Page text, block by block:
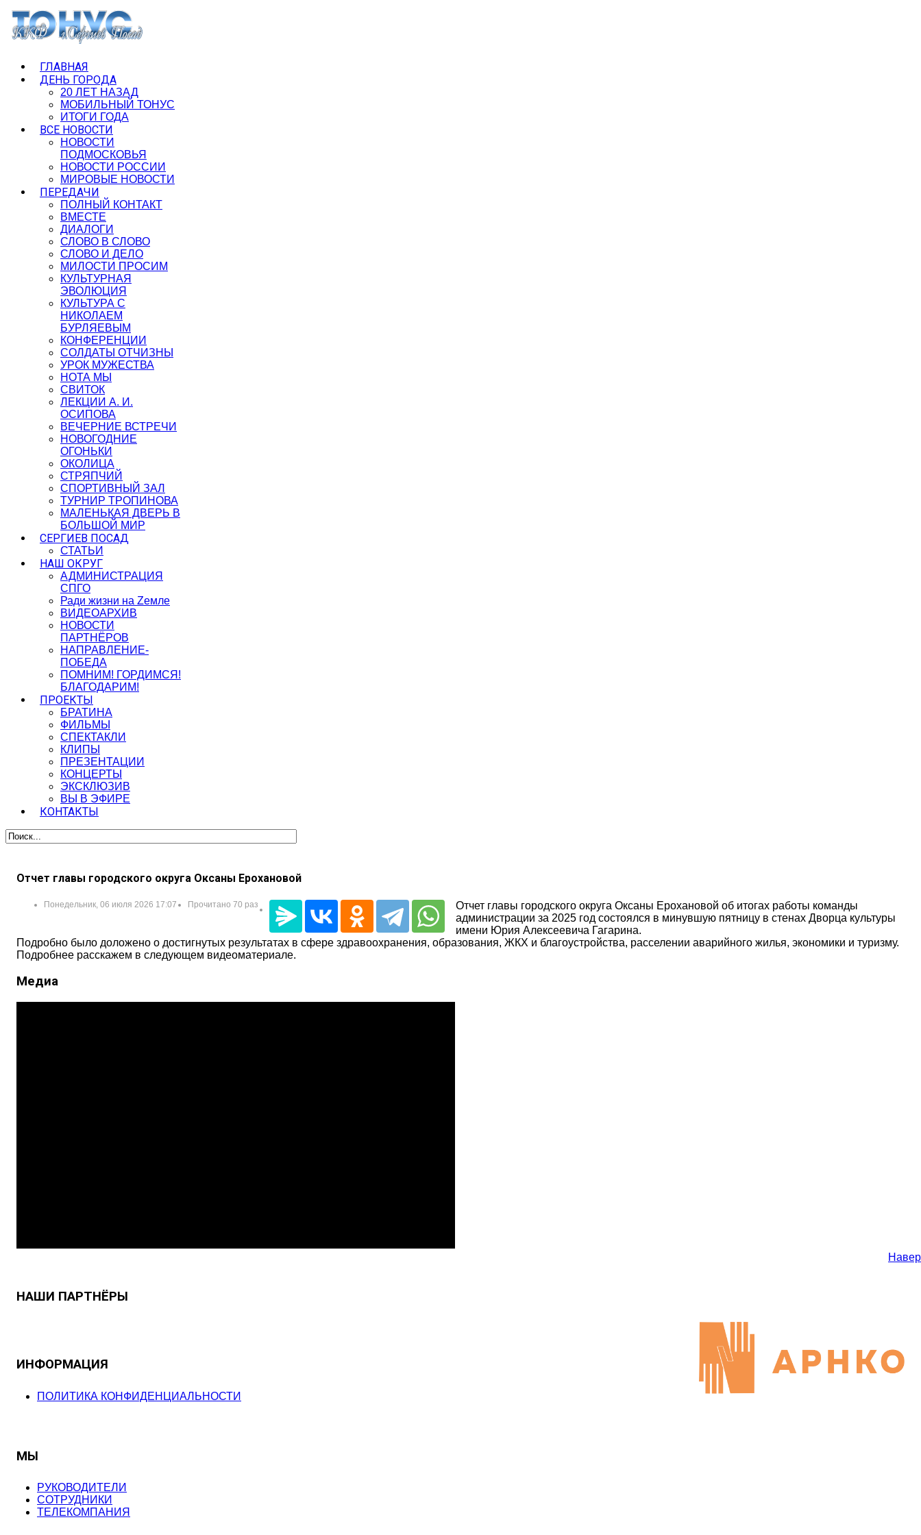
ГЛАВНАЯ
ДЕНЬ ГОРОДА
20 ЛЕТ НАЗАД
МОБИЛЬНЫЙ ТОНУС
ИТОГИ ГОДА
ВСЕ НОВОСТИ
НОВОСТИ
ПОДМОСКОВЬЯ
НОВОСТИ РОССИИ
МИРОВЫЕ НОВОСТИ
ПЕРЕДАЧИ
ПОЛНЫЙ КОНТАКТ
ВМЕСТЕ
ДИАЛОГИ
СЛОВО В СЛОВО
СЛОВО И ДЕЛО
МИЛОСТИ ПРОСИМ
КУЛЬТУРНАЯ
ЭВОЛЮЦИЯ
КУЛЬТУРА С
НИКОЛАЕМ
БУРЛЯЕВЫМ
КОНФЕРЕНЦИИ
СОЛДАТЫ ОТЧИЗНЫ
УРОК МУЖЕСТВА
НОТА МЫ
СВИТОК
ЛЕКЦИИ А. И.
ОСИПОВА
ВЕЧЕРНИЕ ВСТРЕЧИ
НОВОГОДНИЕ
ОГОНЬКИ
ОКОЛИЦА
СТРЯПЧИЙ
СПОРТИВНЫЙ ЗАЛ
ТУРНИР ТРОПИНОВА
МАЛЕНЬКАЯ ДВЕРЬ В
БОЛЬШОЙ МИР
СЕРГИЕВ ПОСАД
СТАТЬИ
НАШ ОКРУГ
АДМИНИСТРАЦИЯ
СПГО
Ради жизни на Zемле
ВИДЕОАРХИВ
НОВОСТИ
ПАРТНЁРОВ
НАПРАВЛЕНИЕ-
ПОБЕДА
ПОМНИМ! ГОРДИМСЯ!
БЛАГОДАРИМ!
ПРОЕКТЫ
БРАТИНА
ФИЛЬМЫ
СПЕКТАКЛИ
КЛИПЫ
ПРЕЗЕНТАЦИИ
КОНЦЕРТЫ
ЭКСКЛЮЗИВ
ВЫ В ЭФИРЕ
КОНТАКТЫ
Отчет главы городского округа Оксаны Ерохановой
Понедельник, 06 июля 2026 17:07 Прочитано 70 раз
Отчет главы городского округа Оксаны Ерохановой об итогах работы команды
администрации за 2025 год состоялся в минувшую пятницу в стенах Дворца культуры
имени Юрия Алексеевича Гагарина.
Подробно было доложено о достигнутых результатах в сфере здравоохранения, образования, ЖКХ и благоустройства, расселении аварийного жилья, экономики и туризму.
Подробнее расскажем в следующем видеоматериале.
Медиа
НАШИ ПАРТНЁРЫ
ИНФОРМАЦИЯ
ПОЛИТИКА КОНФИДЕНЦИАЛЬНОСТИ
МЫ
РУКОВОДИТЕЛИ
СОТРУДНИКИ
ТЕЛЕКОМПАНИЯ